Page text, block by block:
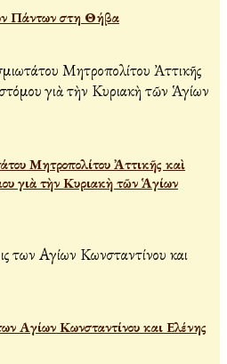
Πάντων στη Θήβα
Μητροπολίτου Ἀττικῆς καὶ
γιὰ τὴν Κυριακὴ τῶν Ἁγίων
Αγίων Κωνσταντίνου και Ελένης